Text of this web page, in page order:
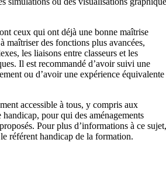
ceux qui ont déjà une bonne maîtrise
maîtriser des fonctions plus avancées,
les liaisons entre classeurs et les
Il est recommandé d’avoir suivi une
ou d’avoir une expérience équivalente
accessible à tous, y compris aux
handicap, pour qui des aménagements
Pour plus d’informations à ce sujet,
référent handicap de la formation.